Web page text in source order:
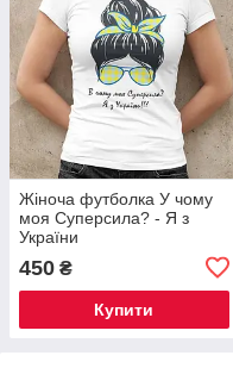
Жіноча футболка У чому
моя Суперсила? - Я з
України
450 ₴
Купити